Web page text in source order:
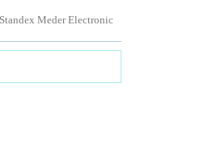
Standex Meder Electronic